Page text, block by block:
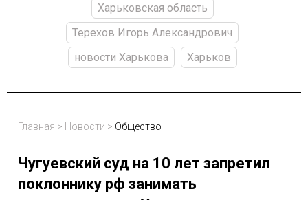
Харьковская область
Терехов Игорь Александрович
новости Харькова
Харьков
Главная > Новости > Общество
Чугуевский суд на 10 лет запретил
поклоннику рф занимать